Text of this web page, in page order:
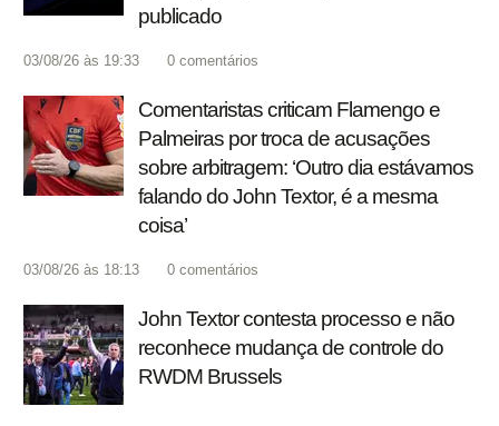
publicado
03/08/26 às 19:33 0 comentários
Comentaristas criticam Flamengo e
Palmeiras por troca de acusações
sobre arbitragem: ‘Outro dia estávamos
falando do John Textor, é a mesma
coisa’
03/08/26 às 18:13 0 comentários
John Textor contesta processo e não
reconhece mudança de controle do
RWDM Brussels